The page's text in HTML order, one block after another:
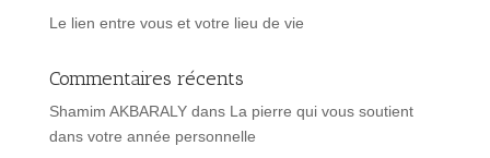
Le lien entre vous et votre lieu de vie
Commentaires récents
Shamim AKBARALYdans La pierre qui vous soutient
dans votre année personnelle